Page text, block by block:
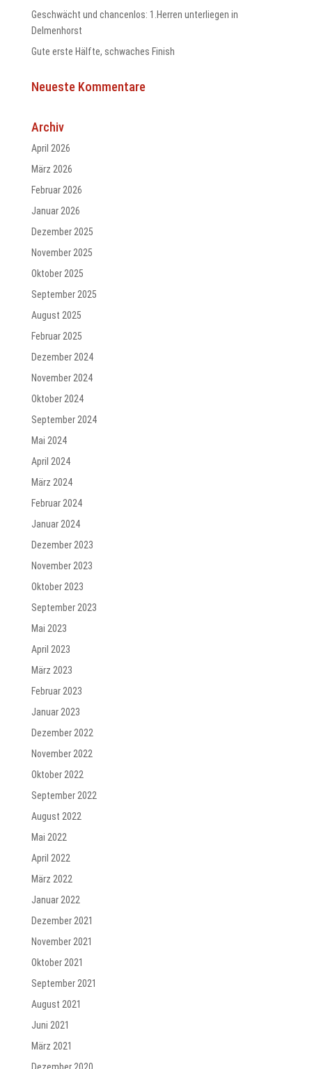
Geschwächt und chancenlos: 1.Herren unterliegen in
Delmenhorst
Gute erste Hälfte, schwaches Finish
Neueste Kommentare
Archiv
April 2026
März 2026
Februar 2026
Januar 2026
Dezember 2025
November 2025
Oktober 2025
September 2025
August 2025
Februar 2025
Dezember 2024
November 2024
Oktober 2024
September 2024
Mai 2024
April 2024
März 2024
Februar 2024
Januar 2024
Dezember 2023
November 2023
Oktober 2023
September 2023
Mai 2023
April 2023
März 2023
Februar 2023
Januar 2023
Dezember 2022
November 2022
Oktober 2022
September 2022
August 2022
Mai 2022
April 2022
März 2022
Januar 2022
Dezember 2021
November 2021
Oktober 2021
September 2021
August 2021
Juni 2021
März 2021